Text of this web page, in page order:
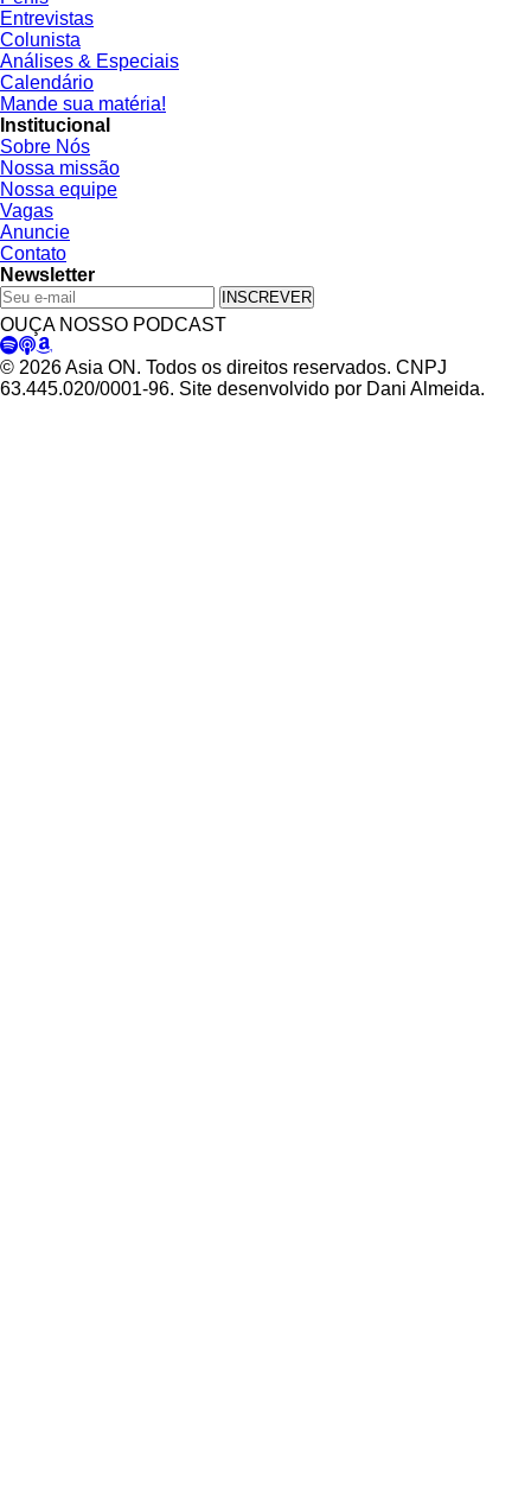
Entrevistas
Colunista
Análises & Especiais
Calendário
Mande sua matéria!
Institucional
Sobre Nós
Nossa missão
Nossa equipe
Vagas
Anuncie
Contato
Newsletter
INSCREVER
OUÇA NOSSO PODCAST
© 2026 Asia ON. Todos os direitos reservados. CNPJ
63.445.020/0001-96. Site desenvolvido por Dani Almeida.